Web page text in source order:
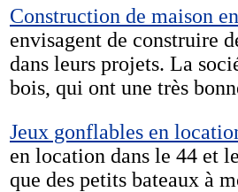
Construction de maison
envisagent de construire
dans leurs projets. La
bois, qui ont une très
Jeux gonflables en
en location dans le 44 et
que des petits bateaux à